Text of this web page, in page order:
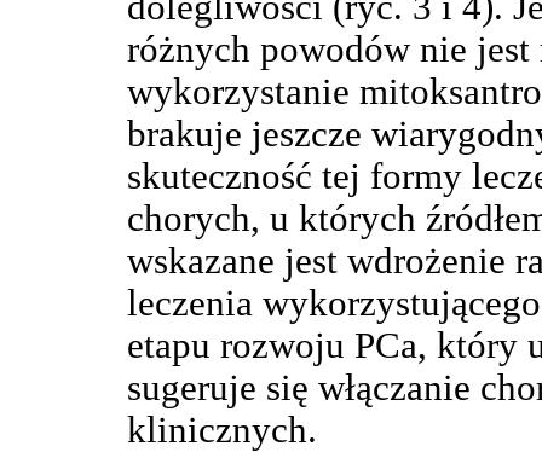
różnych powodów nie
wykorzystanie
brakuje jeszcze
skuteczność tej formy
chorych, u których
wskazane jest wdrożenie
leczenia
etapu rozwoju PCa, który
sugeruje się włączanie
klinicznych.